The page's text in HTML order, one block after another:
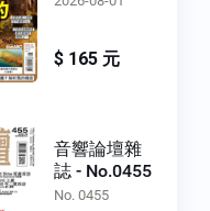
$ 165 元
音響論壇雜
誌 - No.0455
No. 0455